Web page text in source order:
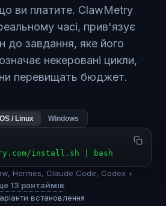
ви платите. ClawMetry
часі, прив'язує
до завдання, яке його
некеровані цикли,
перевищать бюджет.
/ Linux Windows
install.sh | bash
Hermes, Claude Code, Codex +
13 рантаймів.
встановлення